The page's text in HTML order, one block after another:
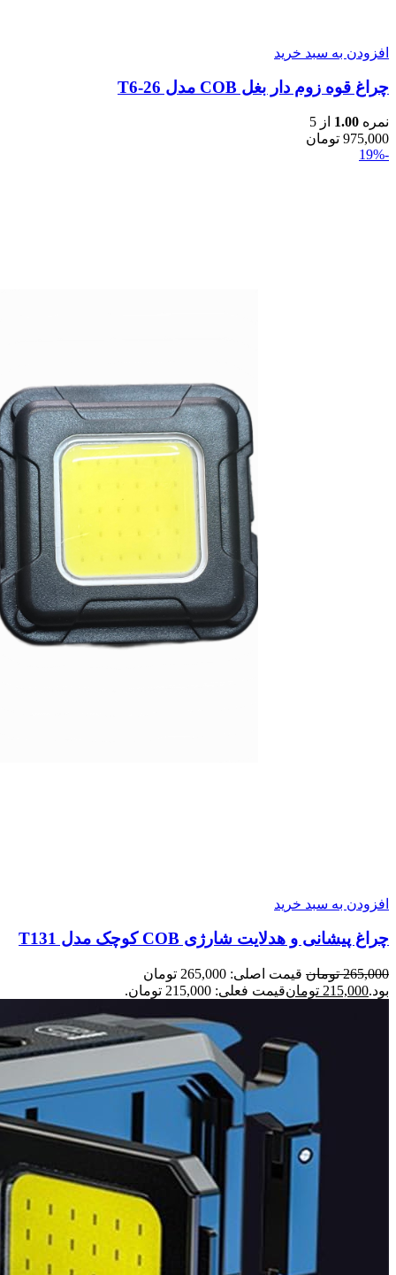
افزودن به سبد خرید
چراغ قوه زوم دار بغل COB مدل T6-26
نمره 1.00 از 5
975,000 تومان
-19%
افزودن به سبد خرید
چراغ پیشانی و هدلایت شارژی COB کوچک مدل T131
265,000 تومان
قیمت اصلی: 265,000 تومان
بود.215,000 تومانقیمت فعلی: 215,000 تومان.